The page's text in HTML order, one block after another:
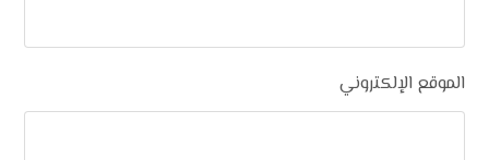
الموقع الإلكتروني